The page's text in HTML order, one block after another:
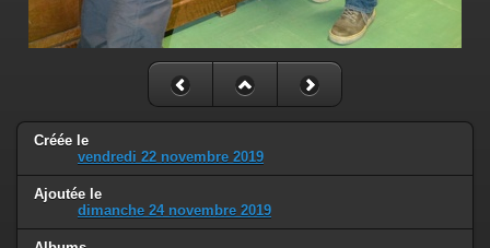
Créée le
vendredi 22 novembre 2019
Ajoutée le
dimanche 24 novembre 2019